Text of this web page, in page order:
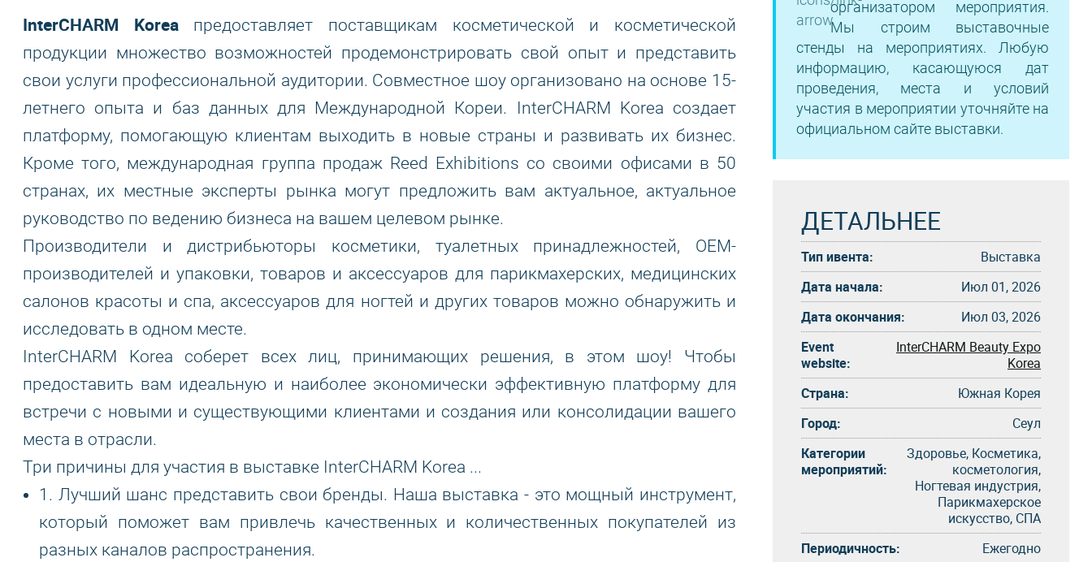
InterCHARM Koreaпредоставляет поставщикам косметической и косметической
продукции множество возможностей продемонстрировать свой опыт и представить
свои услуги профессиональной аудитории. Совместное шоу организовано на основе 15-
летнего опыта и баз данных для Международной Кореи. InterCHARM Korea создает
платформу, помогающую клиентам выходить в новые страны и развивать их бизнес.
Кроме того, международная группа продаж Reed Exhibitions со своими офисами в 50
странах, их местные эксперты рынка могут предложить вам актуальное, актуальное
руководство по ведению бизнеса на вашем целевом рынке.
Производители и дистрибьюторы косметики, туалетных принадлежностей, OEM-
производителей и упаковки, товаров и аксессуаров для парикмахерских, медицинских
салонов красоты и спа, аксессуаров для ногтей и других товаров можно обнаружить и
исследовать в одном месте.
InterCHARM Korea соберет всех лиц, принимающих решения, в этом шоу! Чтобы
предоставить вам идеальную и наиболее экономически эффективную платформу для
встречи с новыми и существующими клиентами и создания или консолидации вашего
места в отрасли.
Три причины для участия в выставке InterCHARM Korea ...
1. Лучший шанс представить свои бренды. Наша выставка - это мощный инструмент,
который поможет вам привлечь качественных и количественных покупателей из
разных каналов распространения.
организатором мероприятия.
Мы строим выставочные
стенды на мероприятиях. Любую
информацию, касающуюся дат
проведения, места и условий
участия в мероприятии уточняйте на
официальном сайте выставки.
ДЕТАЛЬНЕЕ
Тип ивента:
Выставка
Дата начала:
Июл 01, 2026
Дата окончания:
Июл 03, 2026
Event
website:
InterCHARM Beauty Expo
Korea
Страна:
Южная Корея
Город:
Сеул
Категории
мероприятий:
Здоровье, Косметика,
косметология,
Ногтевая индустрия,
Парикмахерское
искусство, СПА
Периодичность:
Eжегоднo